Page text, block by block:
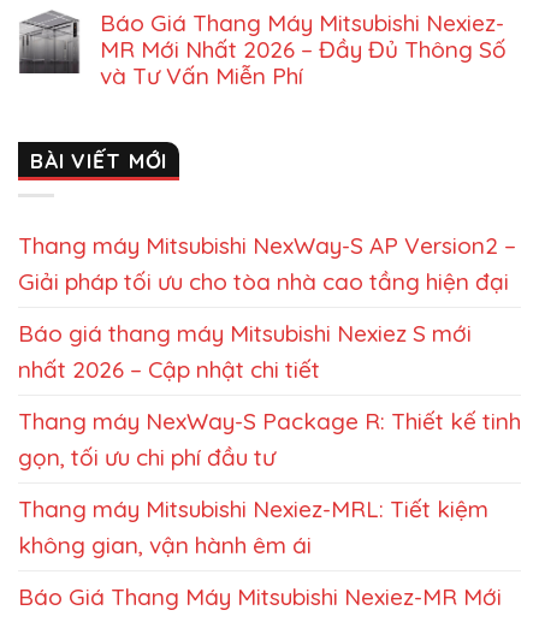
Báo Giá Thang Máy Mitsubishi Nexiez-
MR Mới Nhất 2026 – Đầy Đủ Thông Số
và Tư Vấn Miễn Phí
BÀI VIẾT MỚI
Thang máy Mitsubishi NexWay-S AP Version2 –
Giải pháp tối ưu cho tòa nhà cao tầng hiện đại
Báo giá thang máy Mitsubishi Nexiez S mới
nhất 2026 – Cập nhật chi tiết
Thang máy NexWay-S Package R: Thiết kế tinh
gọn, tối ưu chi phí đầu tư
Thang máy Mitsubishi Nexiez-MRL: Tiết kiệm
không gian, vận hành êm ái
Báo Giá Thang Máy Mitsubishi Nexiez-MR Mới